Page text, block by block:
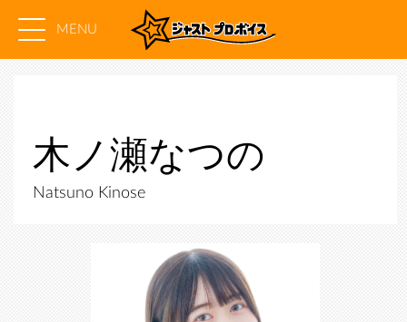
MENU
木ノ瀬なつの
Natsuno Kinose